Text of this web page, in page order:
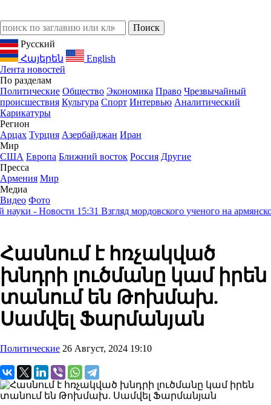
Русский
Հայերեն
English
Лента новостей
По разделам
Политические Общество Экономика Право Чрезвычайный
происшествия Культура Спорт Интервью Аналитический
Карикатуры
Регион
Арцах Турция Азербайджан Иран
Мир
США Европа Ближний восток Россия Другие
Пресса
Армения Мир
Медиа
Видео Фото
- Новости15:31Взгляд мордовского ученого на армянское
Հասնում է հռչակված
խնդրի լուծմանը կամ իրեն
տանում են Թոխմախ.
Սամվել Ֆարմանյան
Политические 26 Август, 2024 19:10